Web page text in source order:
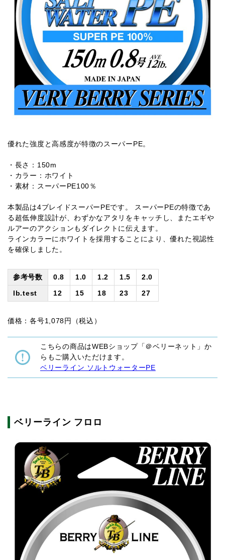
優れた強度と高感度が特徴のスーパーPE。
・長さ：150m
・カラー：ホワイト
・素材：スーパーPE100％
本製品は4ブレイドスーパーPEです。 スーパーPEの特徴であ
る超低伸度設計が、わずかなアタリをキャッチし、またエギや
ルアーのアクションもダイレクトに伝えます。
ラインカラーにホワイトを採用することにより、優れた視認性
を確保しました。
参考号数 0.8 1.0 1.2 1.5
2.0
lb.test
12 15 18 23 27
価格：各号1,078円（税込）
こちらの商品はWEBショップ「＠ベリーネット」か
らもご購入いただけます。
ベリーライン ソルトウォーターPE
ベリーライン フロロ